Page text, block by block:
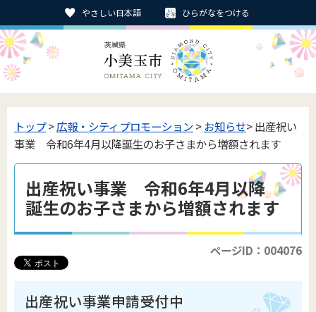
やさしい日本語 ひらがなをつける
トップ>広報・シティプロモーション>お知らせ> 出産祝い
事業 令和6年4月以降誕生のお子さまから増額されます
出産祝い事業 令和6年4月以降
誕生のお子さまから増額されます
ページID：004076
出産祝い事業申請受付中